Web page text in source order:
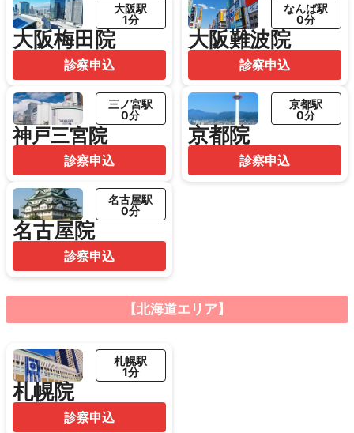
大阪梅田院
大阪駅
1分
診察申込
大阪難波院
なんば駅
0分
診察申込
神戸三宮院
三ノ宮駅
0分
診察申込
京都院
京都駅
0分
診察申込
名古屋院
名古屋駅
0分
診察申込
【北海道エリア】
札幌院
札幌駅
1分
診察申込